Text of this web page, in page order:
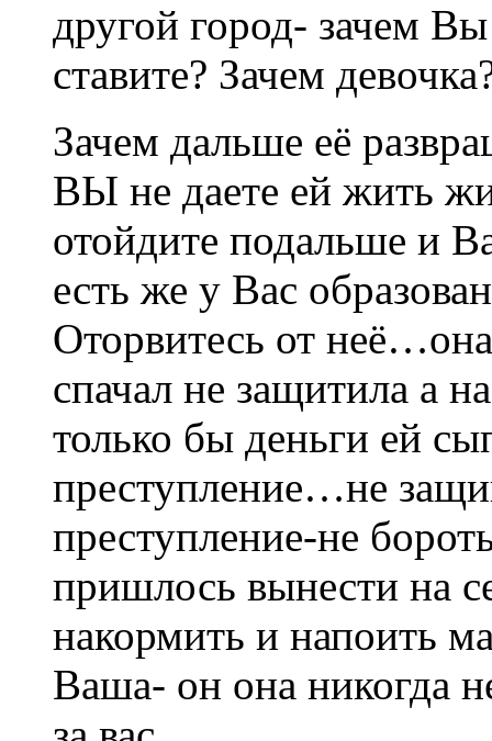
другой город- зачем
ставите? Зачем
Зачем дальше её
ВЫ не даете ей жить
отойдите подальше и
есть же у Вас
Оторвитесь от
спачал не защитила а
только бы деньги ей
преступление…не
преступление-не
пришлось вынести на
накормить и напоить
Ваша- он она никогда